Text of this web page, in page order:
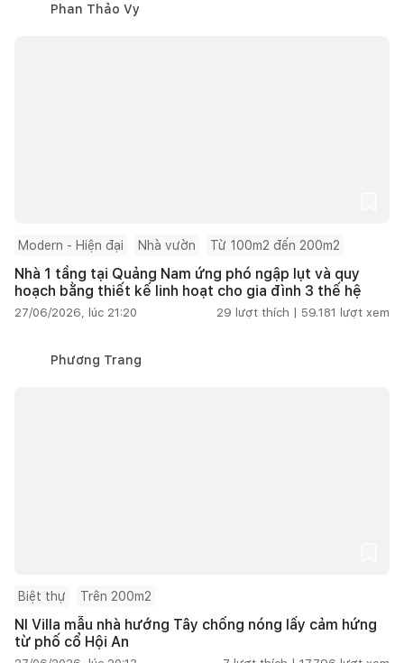
Phan Thảo Vy
Modern - Hiện đại Nhà vườn Từ 100m2 đến 200m2
Nhà 1 tầng tại Quảng Nam ứng phó ngập lụt và quy
hoạch bằng thiết kế linh hoạt cho gia đình 3 thế hệ
27/06/2026, lúc 21:20 29 lượt thích | 59.181 lượt xem
Phương Trang
Biệt thự Trên 200m2
NI Villa mẫu nhà hướng Tây chống nóng lấy cảm hứng
từ phố cổ Hội An